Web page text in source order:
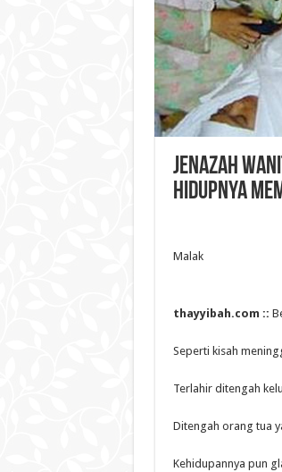
Jenazah
Hidupnya
Malak
thayyibah.com ::
Seperti kisah
Terlahir ditengah
Ditengah orang tua
Kehidupannya pun